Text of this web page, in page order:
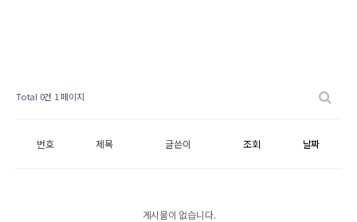
Total 0건 1 페이지
번호 제목 글쓴이 조회 날짜
게시물이 없습니다.